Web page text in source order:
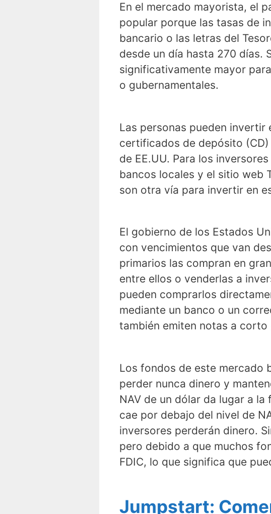
En el mercado mayorista, el
popular porque las tasas de
bancario o las letras del
desde un día hasta 270 días.
significativamente mayor
o gubernamentales.
Las personas pueden
certificados de depósito
de EE.UU. Para los
bancos locales y el sitio web
son otra vía para invertir en
El gobierno de los Estados
con vencimientos que van
primarios las compran en
entre ellos o venderlas a
pueden comprarlos
mediante un banco o un
también emiten notas a corto
Los fondos de este mercado
perder nunca dinero y
NAV de un dólar da lugar a
cae por debajo del nivel de
inversores perderán dinero.
pero debido a que muchos
FDIC, lo que significa que
Jumpstart: